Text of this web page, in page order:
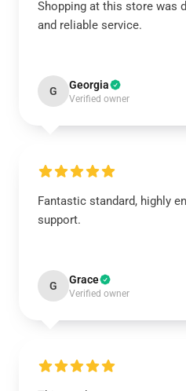
Shopping at this store was
and reliable service.
G Georgia
Verified owner
Fantastic standard, highly
support.
G Grace
Verified owner